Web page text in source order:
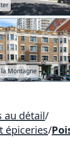
Montagne
au détail/
épiceries/